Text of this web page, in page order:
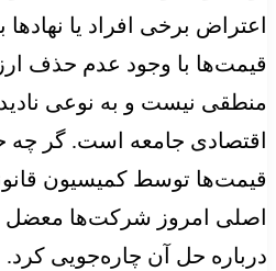
اعتراض برخی افراد یا
قیمت‌ها با وجود عدم حذف
منطقی نیست و به نوعی
اقتصادی جامعه است. گر چه
قیمت‌ها توسط کمیسیون
اصلی امروز شرکت‌ها معضل
درباره حل آن چاره‌جویی کرد.